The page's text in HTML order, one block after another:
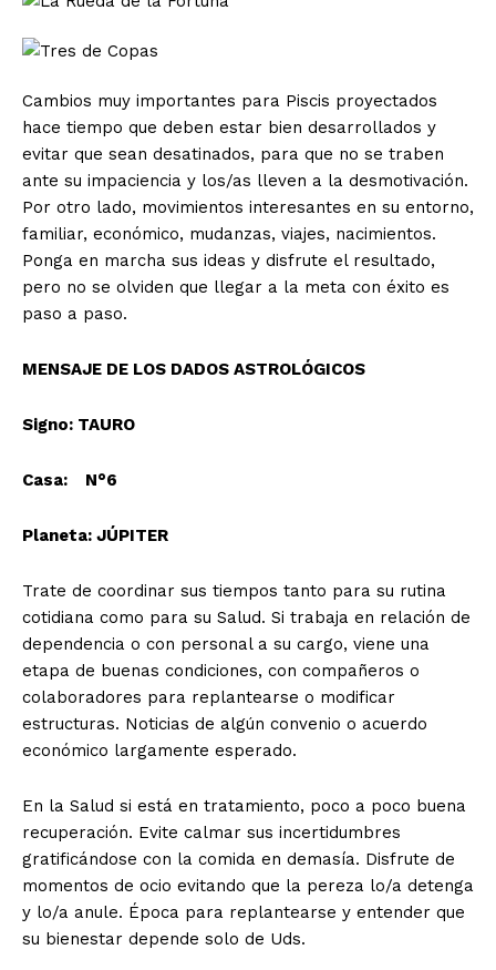
Cambios muy importantes para Piscis proyectados
hace tiempo que deben estar bien desarrollados y
evitar que sean desatinados, para que no se traben
ante su impaciencia y los/as lleven a la desmotivación.
Por otro lado, movimientos interesantes en su entorno,
familiar, económico, mudanzas, viajes, nacimientos.
Ponga en marcha sus ideas y disfrute el resultado,
pero no se olviden que llegar a la meta con éxito es
paso a paso.
MENSAJE DE LOS DADOS ASTROLÓGICOS
Signo: TAURO
Casa: N°6
Planeta: JÚPITER
Trate de coordinar sus tiempos tanto para su rutina
cotidiana como para su Salud. Si trabaja en relación de
dependencia o con personal a su cargo, viene una
etapa de buenas condiciones, con compañeros o
colaboradores para replantearse o modificar
estructuras. Noticias de algún convenio o acuerdo
económico largamente esperado.
En la Salud si está en tratamiento, poco a poco buena
recuperación. Evite calmar sus incertidumbres
gratificándose con la comida en demasía. Disfrute de
momentos de ocio evitando que la pereza lo/a detenga
y lo/a anule. Época para replantearse y entender que
su bienestar depende solo de Uds.